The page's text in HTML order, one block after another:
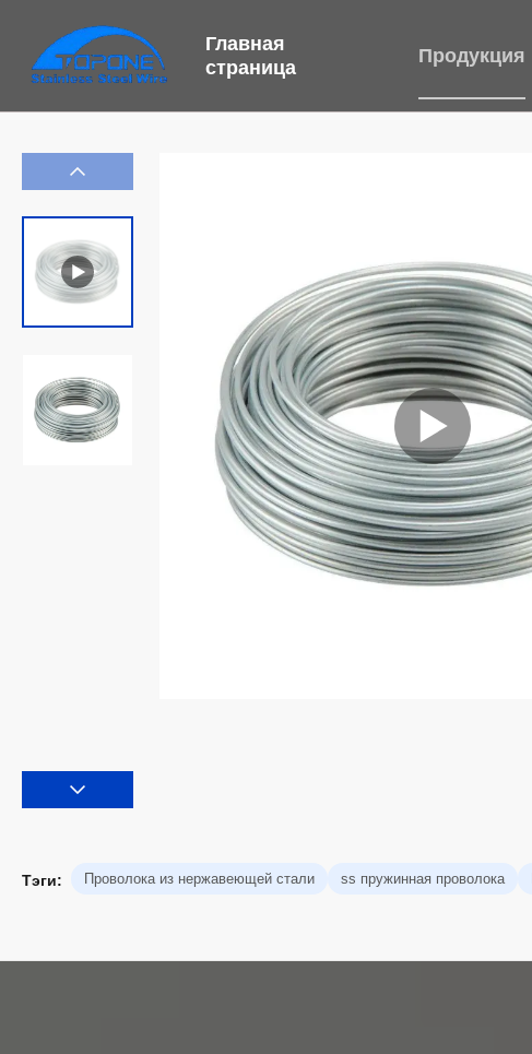
Главная
страница
Продукция
Тэги: Проволока из нержавеющей стали ss пружинная проволока